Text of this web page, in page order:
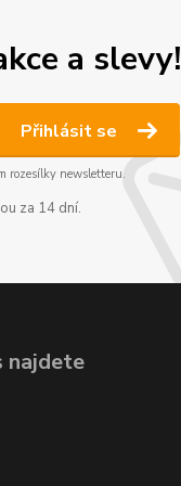
a slevy!
Přihlásit se
rozesílky newsletteru.
za 14 dní.
najdete